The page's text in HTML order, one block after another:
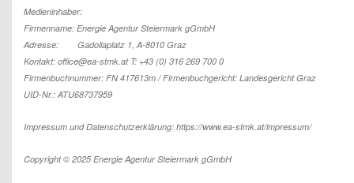
Medieninhaber:
Firmenname: Energie Agentur Steiermark gGmbH
Adresse: Gadollaplatz 1, A-8010 Graz
Kontakt: office@ea-stmk.at T:+43 (0) 316 269 700 0
Firmenbuchnummer: FN 417613m / Firmenbuchgericht: Landesgericht Graz
UID-Nr.: ATU68737959
Impressum und Datenschutzerklärung: https://www.ea-stmk.at/impressum/
Copyright © 2025 Energie Agentur Steiermark gGmbH